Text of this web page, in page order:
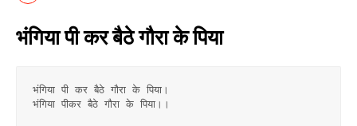
भंगिया पी कर बैठे गौरा के पिया
भंगिया पी कर बैठे गौरा के पिया।
भंगिया पीकर बैठे गौरा के पिया।।